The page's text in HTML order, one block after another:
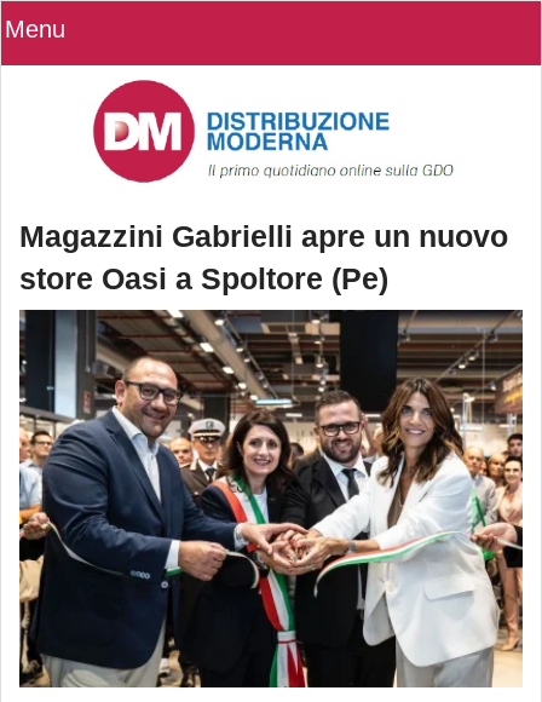
Menu
Magazzini Gabrielli apre un nuovo
store Oasi a Spoltore (Pe)